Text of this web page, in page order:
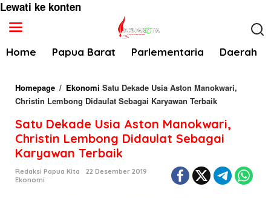
Lewati ke konten
Home Papua Barat Parlementaria Daerah
Homepage / Ekonomi Satu Dekade Usia Aston Manokwari,
Christin Lembong Didaulat Sebagai Karyawan Terbaik
Satu Dekade Usia Aston Manokwari,
Christin Lembong Didaulat Sebagai
Karyawan Terbaik
Redaksi Papua Kita
22 Desember 2019
Ekonomi